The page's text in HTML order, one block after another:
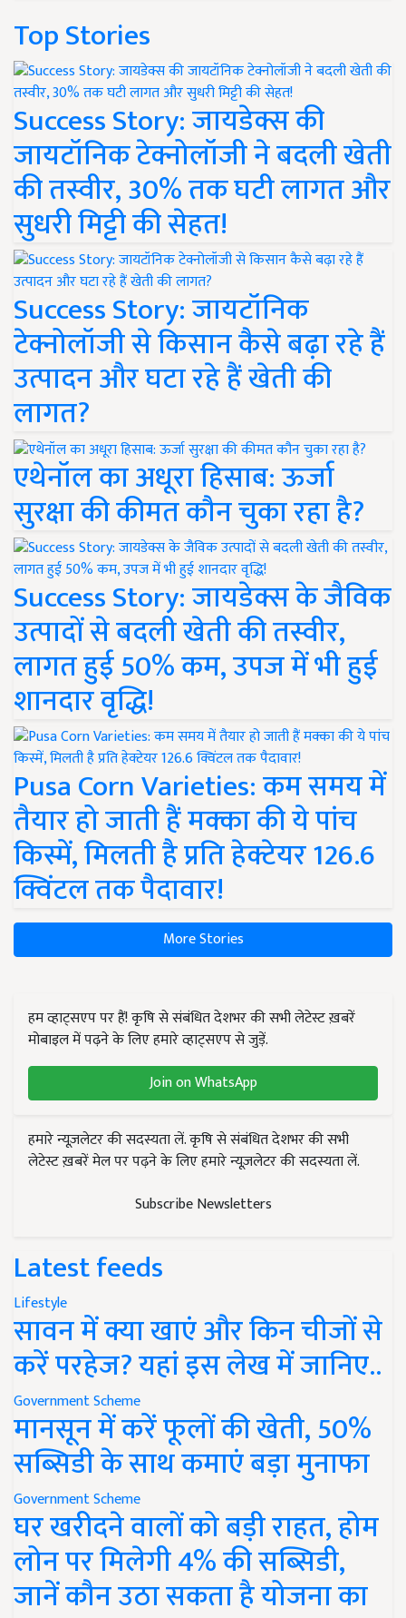
Top Stories
Success Story: जायडेक्स की
जायटॉनिक टेक्नोलॉजी ने बदली खेती
की तस्वीर, 30% तक घटी लागत और
सुधरी मिट्टी की सेहत!
Success Story: जायटॉनिक
टेक्नोलॉजी से किसान कैसे बढ़ा रहे हैं
उत्पादन और घटा रहे हैं खेती की
लागत?
एथेनॉल का अधूरा हिसाब: ऊर्जा
सुरक्षा की कीमत कौन चुका रहा है?
Success Story: जायडेक्स के जैविक
उत्पादों से बदली खेती की तस्वीर,
लागत हुई 50% कम, उपज में भी हुई
शानदार वृद्धि!
Pusa Corn Varieties: कम समय में
तैयार हो जाती हैं मक्का की ये पांच
किस्में, मिलती है प्रति हेक्टेयर 126.6
क्विंटल तक पैदावार!
More Stories
हम व्हाट्सएप पर हैं! कृषि से संबंधित देशभर की सभी लेटेस्ट ख़बरें
मोबाइल में पढ़ने के लिए हमारे व्हाट्सएप से जुड़ें.
Join on WhatsApp
हमारे न्यूज़लेटर की सदस्यता लें. कृषि से संबंधित देशभर की सभी
लेटेस्ट ख़बरें मेल पर पढ़ने के लिए हमारे न्यूज़लेटर की सदस्यता लें.
Subscribe Newsletters
Latest feeds
Lifestyle
सावन में क्या खाएं और किन चीजों से
करें परहेज? यहां इस लेख में जानिए..
Government Scheme
मानसून में करें फूलों की खेती, 50%
सब्सिडी के साथ कमाएं बड़ा मुनाफा
Government Scheme
घर खरीदने वालों को बड़ी राहत, होम
लोन पर मिलेगी 4% की सब्सिडी,
जानें कौन उठा सकता है योजना का